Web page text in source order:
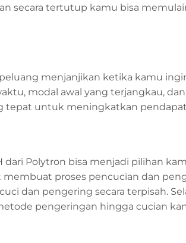
secara tertutup kamu bisa
menjanjikan ketika kamu
modal awal yang terjangkau,
tepat untuk meningkatkan
dari Polytron bisa menjadi pilihan
membuat proses pencucian dan
dan pengering secara terpisah.
pengeringan hingga cucian